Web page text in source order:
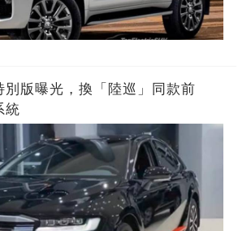
別版曝光，換「陸巡」同款前
統